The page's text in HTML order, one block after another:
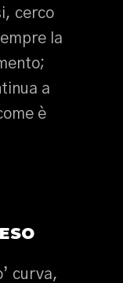
cerco
la
a
è
curva,